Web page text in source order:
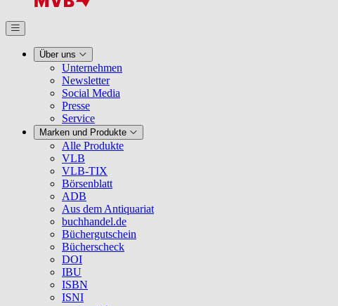
Über uns
Unternehmen
Newsletter
Social Media
Presse
Service
Marken und Produkte
Alle Produkte
VLB
VLB-TIX
Börsenblatt
ADB
Aus dem Antiquariat
buchhandel.de
Büchergutschein
Bücherscheck
DOI
IBU
ISBN
ISNI